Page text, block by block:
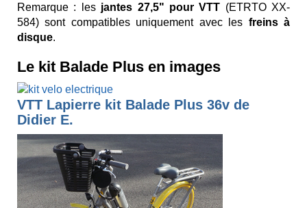
Remarque : les jantes 27,5" pour VTT (ETRTO XX-
584) sont compatibles uniquement avec les freins à
disque.
Le kit Balade Plus en images
VTT Lapierre kit Balade Plus 36v de
Didier E.